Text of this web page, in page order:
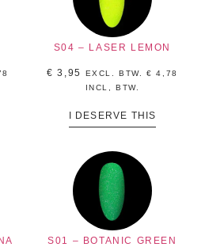
S04 – LASER LEMON
€ 3,95 EXCL. BTW.€ 4,78
INCL, BTW.
I DESERVE THIS
S01 – BOTANIC GREEN